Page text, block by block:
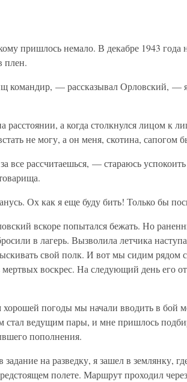
пришлось немало. В декабре 1943 года
плен.
командир, — рассказывал Орловский, —
расстоянии, а когда столкнулся лицом к
не могу, а он меня, скотина, сапогом
все рассчитаешься, — стараюсь
Ох как я еще буду бить! Только бы
вскоре попытался бежать. Но
в лагерь. Вызволила летчика
свой полк. И вот мы сидим
мертвых воскрес. На следующий день его
погоды мы начали вводить в бой
стал ведущим пары, и мне пришлось
пополнения.
на разведку, я зашел в землянку,
полете. Маршрут проходил